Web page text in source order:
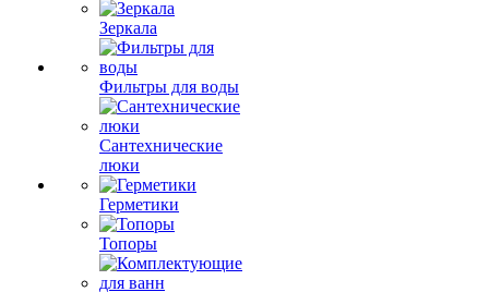
Зеркала
Фильтры для воды
Сантехнические
люки
Герметики
Топоры